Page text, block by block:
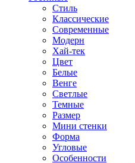
Стиль
Классические
Современные
Модерн
Хай-тек
Цвет
Белые
Венге
Светлые
Темные
Размер
Мини стенки
Форма
Угловые
Особенности